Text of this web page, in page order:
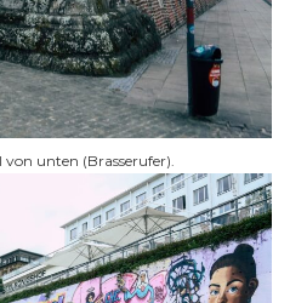
unten (Brasserufer).